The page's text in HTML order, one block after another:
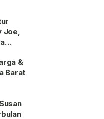
Joe,
&
Barat